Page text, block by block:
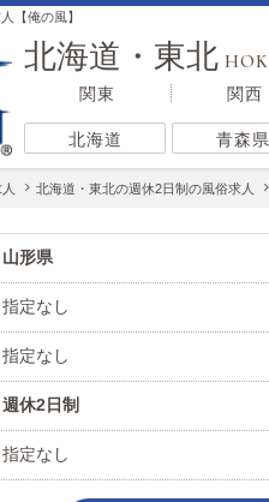
【俺の風】
北海道・東北
関東 関西
北海道 青森県
北海道・東北の週休2日制の風俗求人
山形県
指定なし
指定なし
週休2日制
指定なし